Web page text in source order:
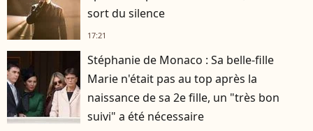
sort du silence
17:21
Stéphanie de Monaco : Sa belle-fille
Marie n'était pas au top après la
naissance de sa 2e fille, un "très bon
suivi" a été nécessaire